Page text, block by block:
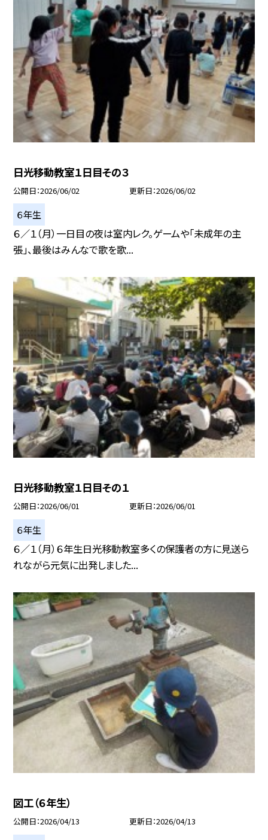
日光移動教室１日目その３
公開日 2026/06/02 更新日 2026/06/02
６年生
６／１（月）一日目の夜は室内レク。ゲームや「未成年の主
張」、最後はみんなで歌を歌...
日光移動教室１日目その１
公開日 2026/06/01 更新日 2026/06/01
６年生
６／１（月）６年生日光移動教室多くの保護者の方に見送ら
れながら元気に出発しました...
図工（６年生）
公開日 2026/04/13 更新日 2026/04/13